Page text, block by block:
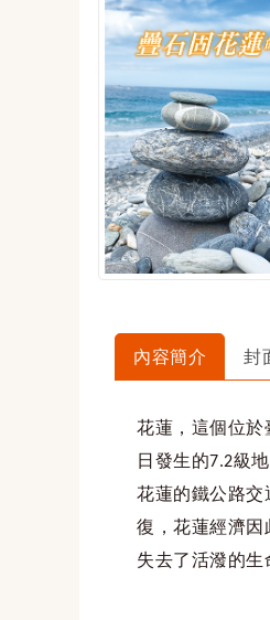
內容簡介 封
花蓮，這個位於
日發生的7.2級
花蓮的鐵公路交
復，花蓮經濟因
失去了活潑的生